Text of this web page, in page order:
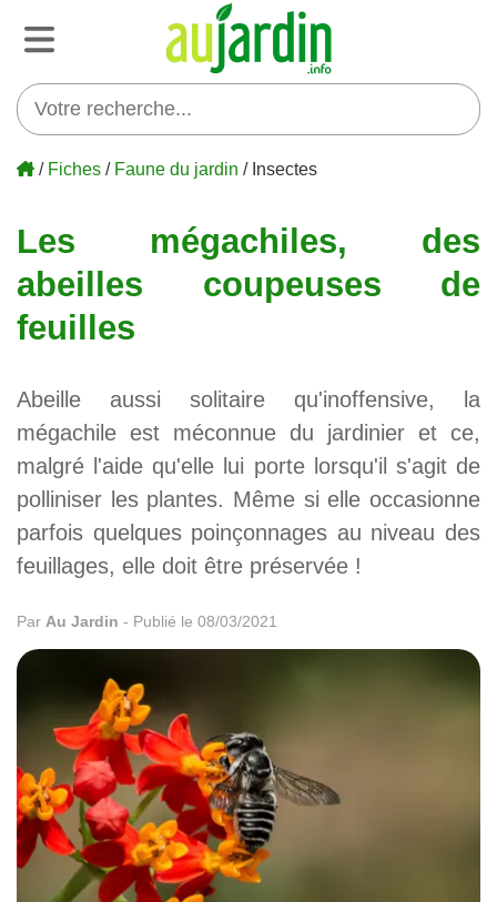
/ Fiches / Faune du jardin / Insectes
Les mégachiles, des
abeilles coupeuses de
feuilles
Abeille aussi solitaire qu'inoffensive, la
mégachile est méconnue du jardinier et ce,
malgré l'aide qu'elle lui porte lorsqu'il s'agit de
polliniser les plantes. Même si elle occasionne
parfois quelques poinçonnages au niveau des
feuillages, elle doit être préservée !
Par Au Jardin - Publié le 08/03/2021